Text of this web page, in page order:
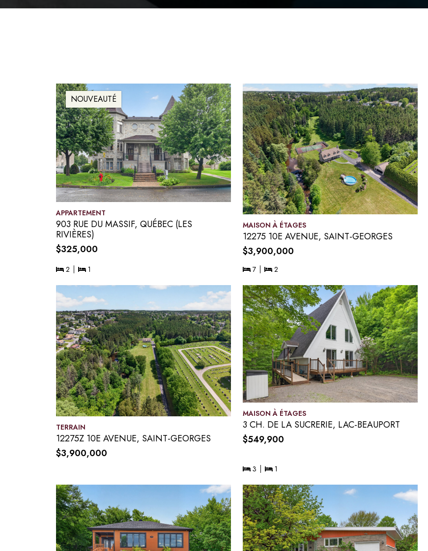
NOUVEAUTÉ
APPARTEMENT
903 RUE DU MASSIF, QUÉBEC (LES
RIVIÈRES)
$325,000
2 1
MAISON À ÉTAGES
12275 10E AVENUE, SAINT-GEORGES
$3,900,000
7 2
TERRAIN
12275Z 10E AVENUE, SAINT-GEORGES
$3,900,000
MAISON À ÉTAGES
3 CH. DE LA SUCRERIE, LAC-BEAUPORT
$549,900
3 1